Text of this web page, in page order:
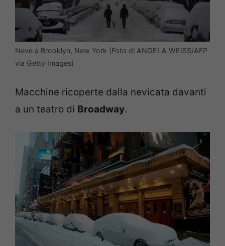
Neve a Brooklyn, New York (Foto di ANGELA WEISS/AFP
via Getty Images)
Macchine ricoperte dalla nevicata davanti
a un teatro di Broadway.